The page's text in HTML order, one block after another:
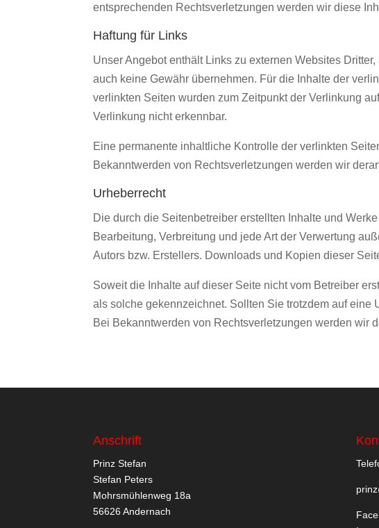
entsprechenden Rechtsverletzungen werden wir diese
Haftung für Links
Unser Angebot enthält Links zu externen Websites
auch keine Gewähr übernehmen. Für die Inhalte der
verlinkten Seiten wurden zum Zeitpunkt der Verlinkung
Verlinkung nicht erkennbar.
Eine permanente inhaltliche Kontrolle der verlinkten
Bekanntwerden von Rechtsverletzungen werden wir
Urheberrecht
Die durch die Seitenbetreiber erstellten Inhalte und
Bearbeitung, Verbreitung und jede Art der Verwertung
Autors bzw. Erstellers. Downloads und Kopien dieser
Soweit die Inhalte auf dieser Seite nicht vom Betreiber
als solche gekennzeichnet. Sollten Sie trotzdem auf
Bei Bekanntwerden von Rechtsverletzungen werden wir
Anschrift
Prinz Stefan
Stefan Peters
Mohrsmühlenweg 18a
56626 Andernach